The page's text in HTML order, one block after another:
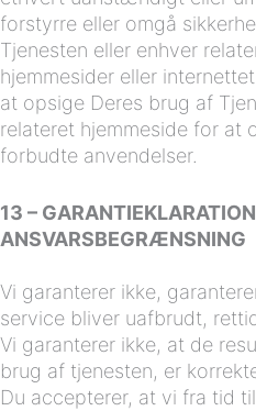
forstyrre eller omgå
Tjenesten eller enhver
hjemmesider eller
at opsige Deres brug af
relateret hjemmeside for
forbudte anvendelser.
13 –
ANSVARSBEGRÆNSNING
Vi garanterer ikke,
service bliver uafbrudt,
Vi garanterer ikke, at de
brug af tjenesten, er
Du accepterer, at vi fra tid